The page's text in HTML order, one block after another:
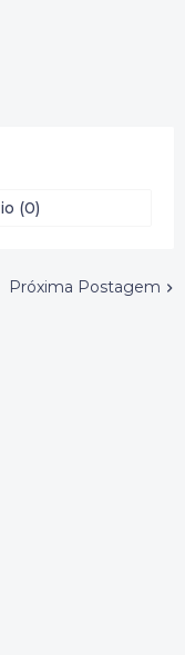
(0)
Próxima Postagem